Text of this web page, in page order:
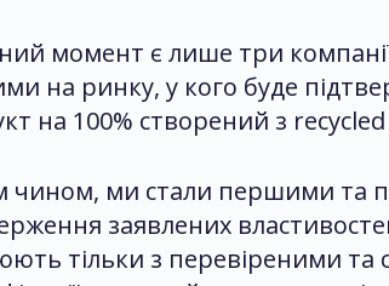
момент є лише три
на ринку, у кого буде
на 100% створений з
чином, ми стали першими та
заявлених
тільки з перевіреними